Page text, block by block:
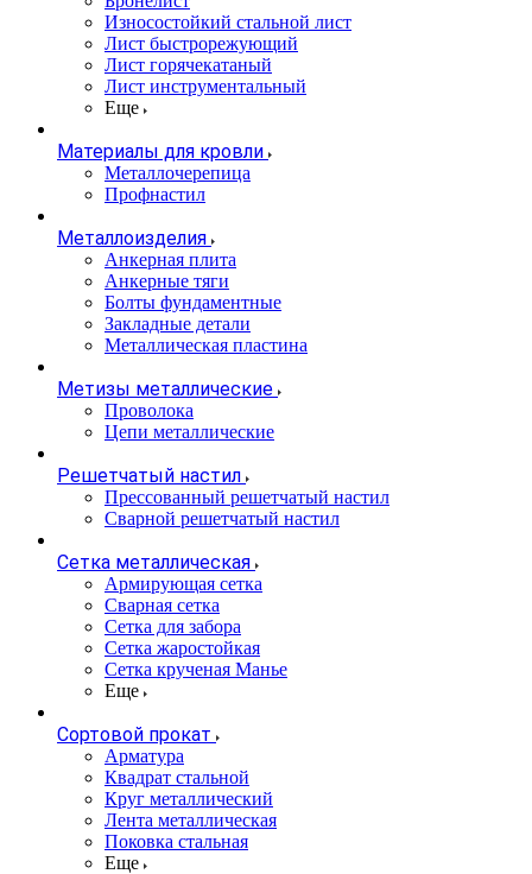
Износостойкий стальной лист
Лист быстрорежующий
Лист горячекатаный
Лист инструментальный
Еще
Материалы для кровли
Металлочерепица
Профнастил
Металлоизделия
Анкерная плита
Анкерные тяги
Болты фундаментные
Закладные детали
Металлическая пластина
Метизы металлические
Проволока
Цепи металлические
Решетчатый настил
Прессованный решетчатый настил
Сварной решетчатый настил
Сетка металлическая
Армирующая сетка
Сварная сетка
Сетка для забора
Сетка жаростойкая
Сетка крученая Манье
Еще
Сортовой прокат
Арматура
Квадрат стальной
Круг металлический
Лента металлическая
Поковка стальная
Еще